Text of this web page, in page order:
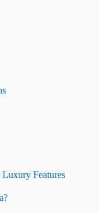
Features